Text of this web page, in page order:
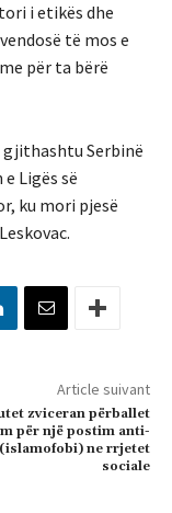
i etikës dhe
të mos e
për ta bërë
gjithashtu Serbinë
Ligës së
ku mori pjesë
Article suivant
zviceran përballet
për një postim anti-
ne rrjetet
sociale